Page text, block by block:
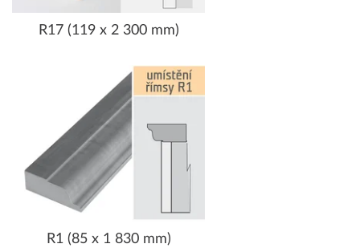
R17 (119 x 2 300 mm)
R1 (85 x 1 830 mm)